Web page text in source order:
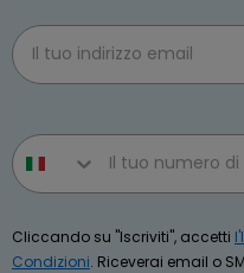
Email
Phone number
Cliccando su "Iscriviti", accetti
Condizioni. Riceverai email o